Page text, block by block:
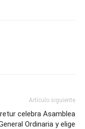
Artículo siguiente
celebra Asamblea
Ordinaria y elige